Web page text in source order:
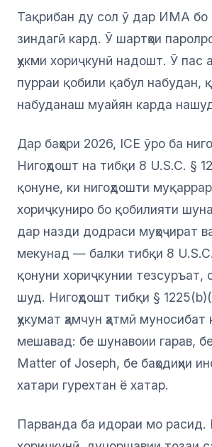
Тақрибан ду сол ӯ дар ИМА бо
зиндагӣ кард. Ӯ шартҳои
ҳукми хориҷкунӣ надошт. Ӯ пас
пурраи қобили қабул набудан,
набуданаш муайян карда
Дар баҳори 2026, ICE ӯро ба
Нигоҳдошт на тибқи 8 U.S.C. §
қонуне, ки нигоҳдошти
хориҷкуниро бо қобилияти
дар назди додраси муҳоҷират
мекунад — балки тибқи 8
қонуни хориҷкунии тезсуръат,
шуд. Нигоҳдошт тибқи §
ҳукумат ҳамчун ҳатмӣ муносибат
мешавад: бе шунавоии гарав,
Matter of Joseph, бе баҳодиҳии
хатари гурехтан ё хатар.
Парванда ба идораи мо расид.